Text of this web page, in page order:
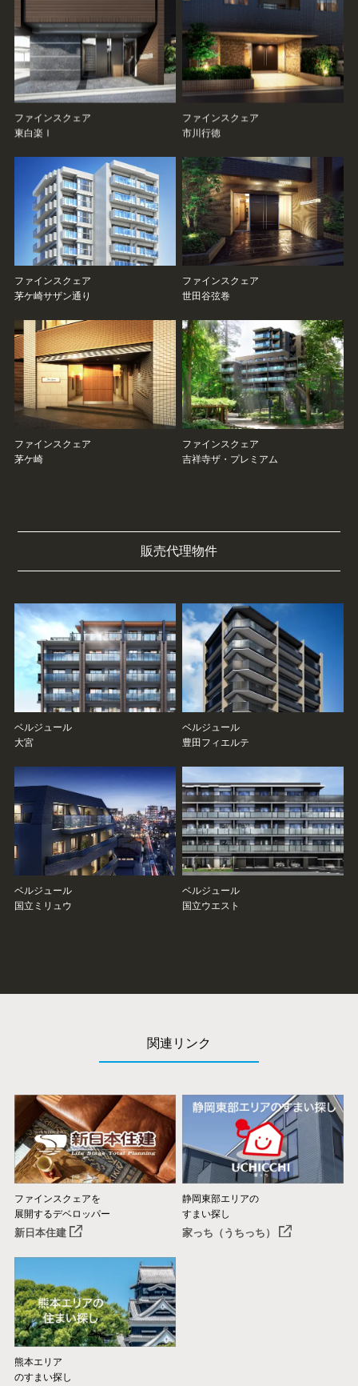
ファインスクェア
東白楽Ⅰ
ファインスクェア
市川行徳
ファインスクェア
茅ケ崎サザン通り
ファインスクェア
世田谷弦巻
ファインスクェア
茅ケ崎
ファインスクェア
吉祥寺ザ・プレミアム
販売代理物件
ベルジュール
大宮
ベルジュール
豊田フィエルテ
ベルジュール
国立ミリュウ
ベルジュール
国立ウエスト
関連リンク
ファインスクェアを
展開するデベロッパー
新日本住建
静岡東部エリアの
すまい探し
家っち（うちっち）
熊本エリア
のすまい探し